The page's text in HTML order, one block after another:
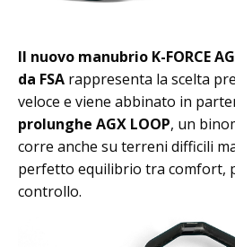
Il nuovo manubrio K-FORCE
da FSA rappresenta la scelta
veloce e viene abbinato in
prolunghe AGX LOOP, un
corre anche su terreni difficili
perfetto equilibrio tra comfort,
controllo.